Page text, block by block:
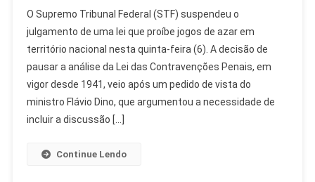
Suspende
Análise
De
Lei
Sobre
Jogos
De
O Supremo Tribunal Federal (STF) suspendeu o
julgamento de uma lei que proíbe jogos de azar em
território nacional nesta quinta-feira (6). A decisão de
pausar a análise da Lei das Contravenções Penais, em
vigor desde 1941, veio após um pedido de vista do
ministro Flávio Dino, que argumentou a necessidade de
incluir a discussão […]
Continue Lendo